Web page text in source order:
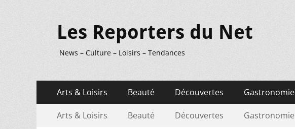
Les Reporters du Net
News – Culture – Loisirs – Tendances
Menu
principal
contenu
Arts & Loisirs Beauté Découvertes Gastronomie
Menu
Arts & Loisirs Beauté Découvertes Gastronomie